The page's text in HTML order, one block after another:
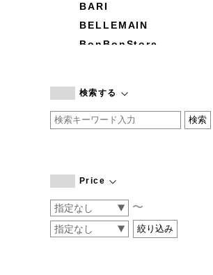
BARI
BELLEMAIN
BonBonStore
by basics
CATWORTH
COGTHEBIGSMOKE
CONVERSE
DEAN & DELUCA
検索する
Price
〜